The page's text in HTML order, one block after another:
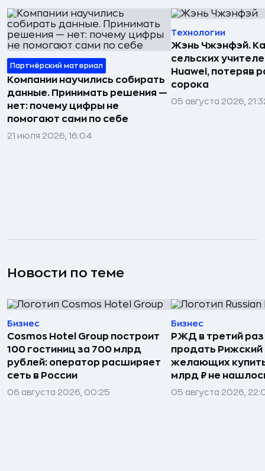
Партнёрский материал
Компании научились собирать
данные. Принимать решения —
нет: почему цифры не
помогают сами по себе
21 июля 2026, 16:04
Технологии
Жэнь Чжэнфэй.
сельских
Huawei, потеряв
сорока
05 августа 2026,
Новости по теме
Бизнес
Cosmos Hotel Group построит
100 гостиниц за 700 млрд
рублей: оператор расширяет
сеть в России
06 августа 2026, 00:25
Бизнес
РЖД в третий
продать Рижский
желающих
млрд ₽ не
05 августа 2026,